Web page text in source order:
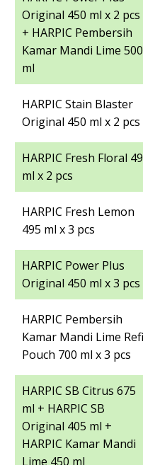
Original 450 ml x 2 pcs
+ HARPIC Pembersih
Kamar Mandi Lime 500
ml
HARPIC Stain Blaster
Original 450 ml x 2 pcs
HARPIC Fresh Floral
ml x 2 pcs
HARPIC Fresh Lemon
495 ml x 3 pcs
HARPIC Power Plus
Original 450 ml x 3 pcs
HARPIC Pembersih
Kamar Mandi Lime
Pouch 700 ml x 3 pcs
HARPIC SB Citrus 675
ml + HARPIC SB
Original 405 ml +
HARPIC Kamar Mandi
Lime 450 ml